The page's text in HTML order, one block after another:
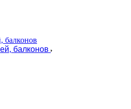
балконов